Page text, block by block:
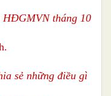
HĐGMVN tháng 10
sẻ những điều gì